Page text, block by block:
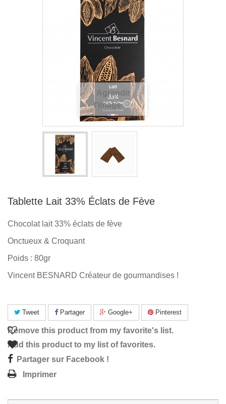
Agrandir
l'image
Tablette Lait 33% Éclats de Fève
Chocolat lait 33% éclats de fève
Onctueux & Croquant
Poids : 80gr
Vincent BESNARD Créateur de gourmandises !
Tweet Partager Google+ Pinterest
Remove this product from my favorite's list.
Add this product to my list of favorites.
Partager sur Facebook !
Imprimer